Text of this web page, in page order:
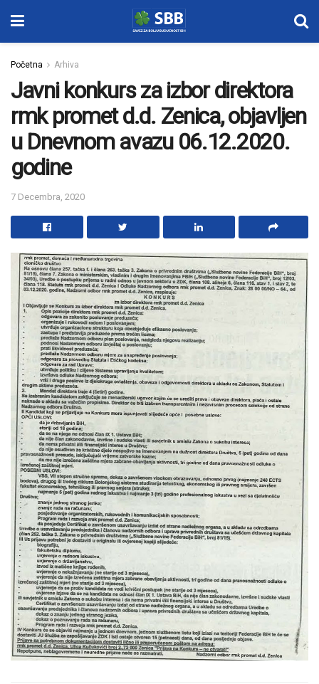
Početna Arhiva
Javni konkurs za izbor direktora
rmk promet d.d. Zenica, objavljen
u Dnevnom avazu 06.12.2020.
godine
7 Decembra, 2020